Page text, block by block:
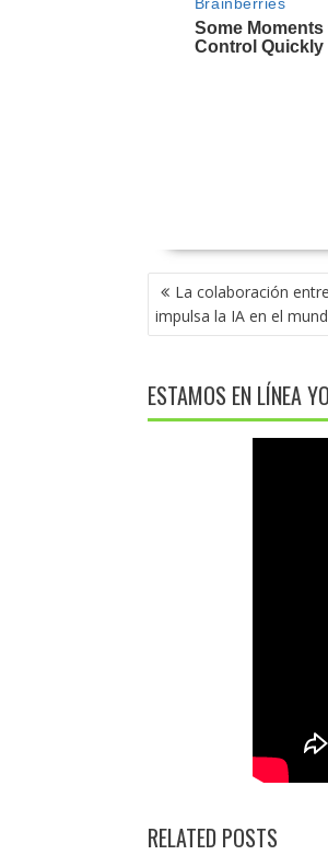
NAVEGACIÓN
DE
ENTRADAS
La colaboración
impulsa la IA en el
ESTAMOS EN LÍNEA
RELATED POSTS